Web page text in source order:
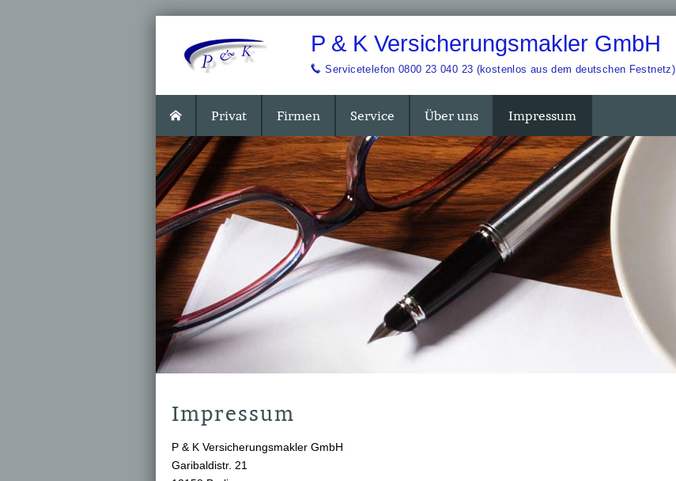
Privat Firmen Service Über uns Impressum
P & K Ver­sicherungs­makler GmbH
Servicetelefon 0800 23 040 23 (kostenlos aus dem deutschen Festnetz)
Impressum
P & K Ver­sicherungs­makler GmbH
Garibaldistr. 21